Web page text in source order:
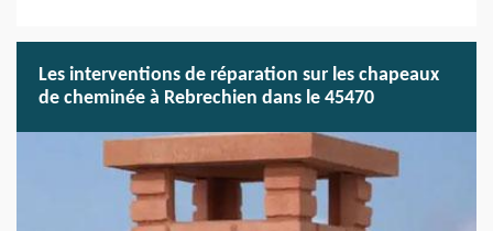
Les interventions de réparation sur les chapeaux
de cheminée à Rebrechien dans le 45470